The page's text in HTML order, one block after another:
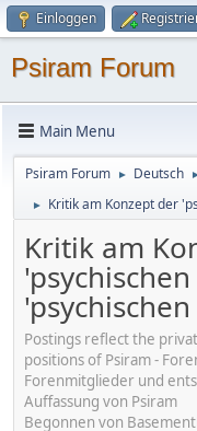
Einloggen
Psiram Forum
Main Menu
Psiram Forum ► Deutsch
► Kritik am Konzept der
Kritik am
Postings reflect the
positions of Psiram -
Forenmitglieder und
Auffassung von Psiram
Begonnen von